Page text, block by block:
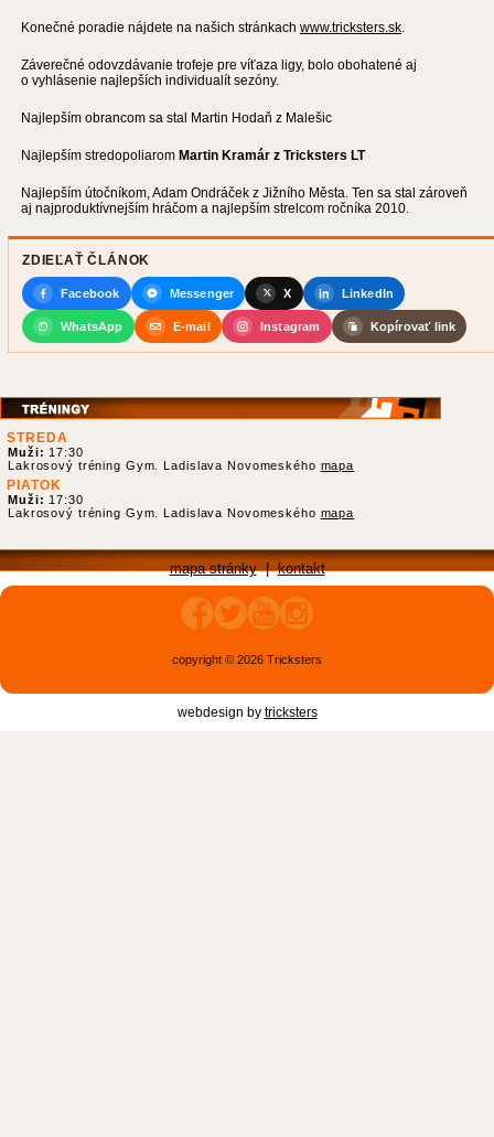
Konečné poradie nájdete na našich stránkach www.tricksters.sk.
Záverečné odovzdávanie trofeje pre víťaza ligy, bolo obohatené aj
o vyhlásenie najlepších individualít sezóny.
Najlepším obrancom sa stal Martin Hodaň z Malešic
Najlepším stredopoliarom Martin Kramár z Tricksters LT
Najlepším útočníkom, Adam Ondráček z Jižního Města. Ten sa stal zároveň
aj najproduktívnejším hráčom a najlepším strelcom ročníka 2010.
ZDIEĽAŤ ČLÁNOK
Facebook Messenger X LinkedIn
WhatsApp E-mail Instagram Kopírovať link
STREDA
Muži: 17:30
Lakrosový tréning Gym. Ladislava Novomeského mapa
PIATOK
Muži: 17:30
Lakrosový tréning Gym. Ladislava Novomeského mapa
mapa stránky|kontakt
copyright © 2026 Tricksters
webdesign by tricksters